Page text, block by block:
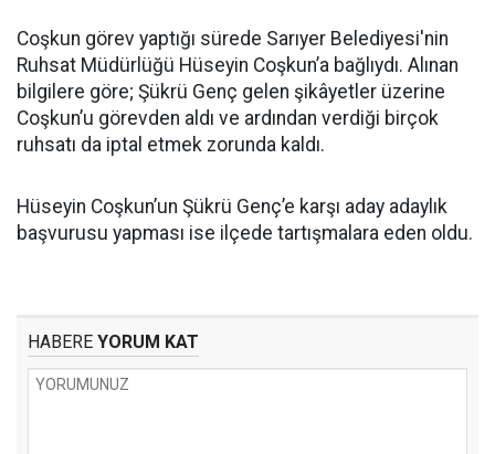
Coşkun görev yaptığı sürede Sarıyer Belediyesi'nin
Ruhsat Müdürlüğü Hüseyin Coşkun’a bağlıydı. Alınan
bilgilere göre; Şükrü Genç gelen şikâyetler üzerine
Coşkun’u görevden aldı ve ardından verdiği birçok
ruhsatı da iptal etmek zorunda kaldı.
Hüseyin Coşkun’un Şükrü Genç’e karşı aday adaylık
başvurusu yapması ise ilçede tartışmalara eden oldu.
HABERE YORUM KAT